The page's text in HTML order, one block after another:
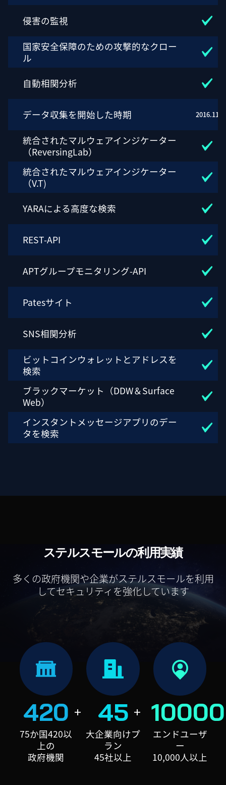
侵害の監視
国家安全保障のための攻撃的なクロー
ル
自動相関分析
データ収集を開始した時期 2016.11
統合されたマルウェアインジケーター
（ReversingLab）
統合されたマルウェアインジケーター
（V.T)
YARAによる高度な検索
REST-API
APTグループモニタリング-API
Patesサイト
SNS相関分析
ビットコインウォレットとアドレスを
検索
ブラックマーケット（DDW＆Surface
Web）
インスタントメッセージアプリのデー
タを検索
ステルスモールの利用実績
多くの政府機関や企業がステルスモールを利用
してセキュリティを強化しています
420
75か国420以
上の
政府機関
45
大企業向けプ
ラン
45社以上
10000
エンドユーザ
ー
10,000人以上